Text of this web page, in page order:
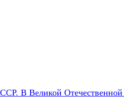
В Великой Отечественной